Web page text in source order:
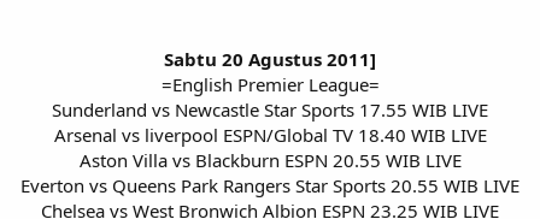
Sabtu 20 Agustus 2011]
=English Premier League=
Sunderland vs Newcastle Star Sports 17.55 WIB LIVE
Arsenal vs liverpool ESPN/Global TV 18.40 WIB LIVE
Aston Villa vs Blackburn ESPN 20.55 WIB LIVE
Everton vs Queens Park Rangers Star Sports 20.55 WIB LIVE
Chelsea vs West Bronwich Albion ESPN 23.25 WIB LIVE